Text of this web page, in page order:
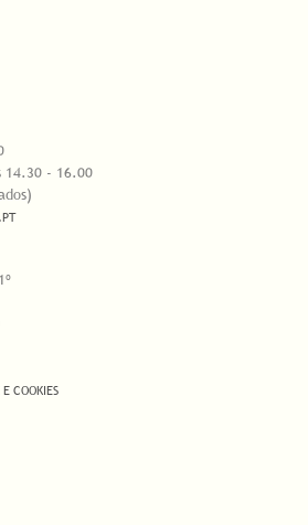
14.30 - 16.00
COOKIES